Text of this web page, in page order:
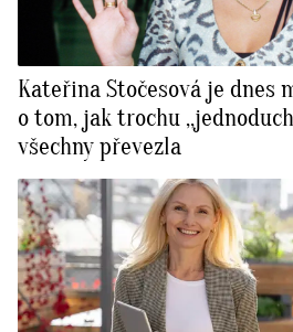
Kateřina Stočesová je dnes
o tom, jak trochu
všechny převezla